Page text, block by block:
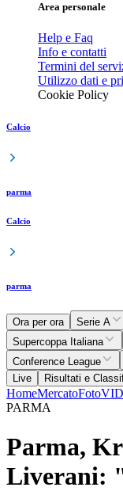
Area personale
Help e Faq
Info e contatti
Termini del
Utilizzo dati e
Cookie Policy
Calcio
parma
Calcio
parma
Ora per ora Serie A
Supercoppa Italiana
Conference League
Live
Risultati e
HomeMercatoFoto
PARMA
Parma,
Liverani: